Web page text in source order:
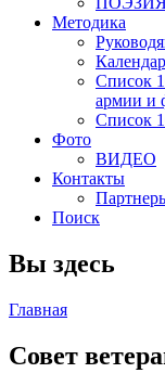
Методика
Список
армии и
Список
Фото
ВИДЕО
Контакты
Поиск
Вы здесь
Главная
Совет